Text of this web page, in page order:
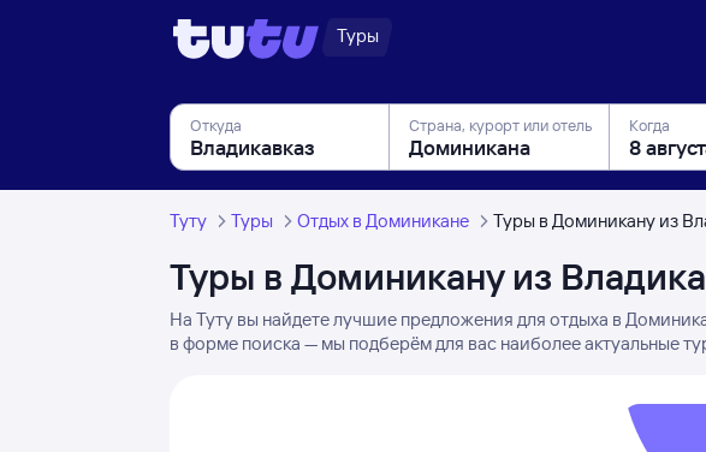
Туры
Откуда Страна, курорт или отель Когда
Туту Туры Отдых в Доминикане Туры в Доминикану из
Туры в Доминикану из
На Туту вы найдете лучшие предложения для отдыха в
в форме поиска — мы подберём для вас наиболее актуальные